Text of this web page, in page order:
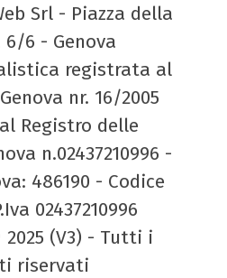
Srl - Piazza della
6 - Genova
registrata al
nr. 16/2005
Registro delle
n.02437210996 -
486190 - Codice
02437210996
(V3) - Tutti i
riservati